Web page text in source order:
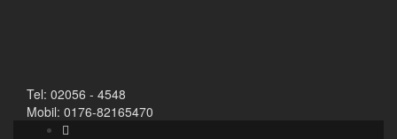
Tel: 02056 - 4548
Mobil: 0176-82165470